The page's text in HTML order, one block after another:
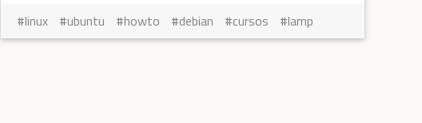
linux ubuntu howto debian cursos lamp